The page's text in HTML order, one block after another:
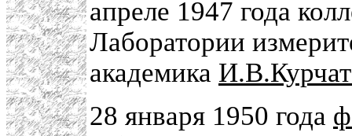
апреле 1947 года
Лаборатории
академика
28 января 1950 года